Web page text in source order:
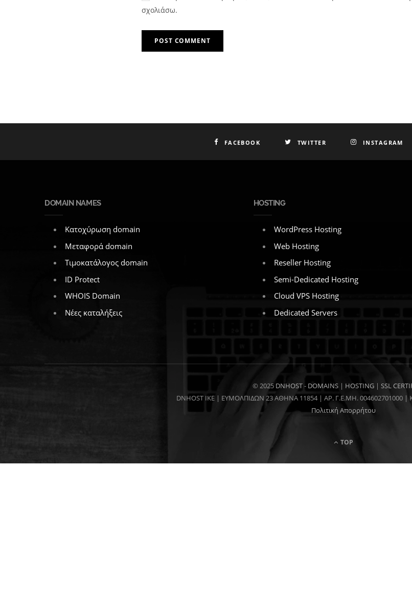
σχολιάσω.
FACEBOOK TWITTER INSTAGRAM
DOMAIN NAMES
Κατοχύρωση domain
Μεταφορά domain
Τιμοκατάλογος domain
ID Protect
WHOIS Domain
Νέες καταλήξεις
HOSTING
WordPress Hosting
Web Hosting
Reseller Hosting
Semi-Dedicated Hosting
Cloud VPS Hosting
Dedicated Servers
© 2025 DNHOST- DOMAINS| HOSTING| SSL
DNHOST IKE | ΕΥΜΟΛΠΙΔΩΝ 23 ΑΘΗΝΑ 11854 | AP. Γ.Ε.ΜΗ. 004602701000
Πολιτική Απορρήτου
TOP